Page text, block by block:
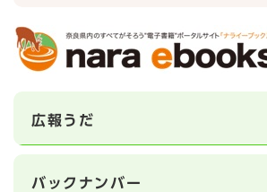
広報うだ
バックナンバー